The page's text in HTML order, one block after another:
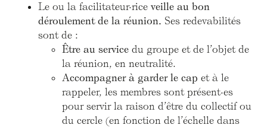
Le ou la facilitateur·rice veille au bon
déroulement de la réunion. Ses redevabilités
sont de :
Être au service du groupe et de l’objet de
la réunion, en neutralité.
Accompagner à garder le cap et à le
rappeler, les membres sont présent·es
pour servir la raison d’être du collectif ou
du cercle (en fonction de l’échelle dans